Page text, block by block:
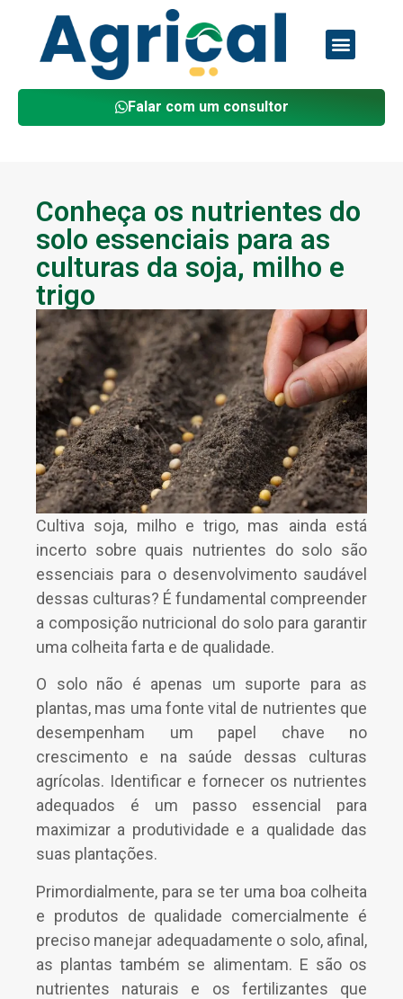
Falar com um consultor
Conheça os nutrientes do
solo essenciais para as
culturas da soja, milho e
trigo
Cultiva soja, milho e trigo, mas ainda está
incerto sobre quais nutrientes do solo são
essenciais para o desenvolvimento saudável
dessas culturas? É fundamental compreender
a composição nutricional do solo para garantir
uma colheita farta e de qualidade.
O solo não é apenas um suporte para as
plantas, mas uma fonte vital de nutrientes que
desempenham um papel chave no
crescimento e na saúde dessas culturas
agrícolas. Identificar e fornecer os nutrientes
adequados é um passo essencial para
maximizar a produtividade e a qualidade das
suas plantações.
Primordialmente, para se ter uma boa colheita
e produtos de qualidade comercialmente é
preciso manejar adequadamente o solo, afinal,
as plantas também se alimentam. E são os
nutrientes naturais e os fertilizantes que